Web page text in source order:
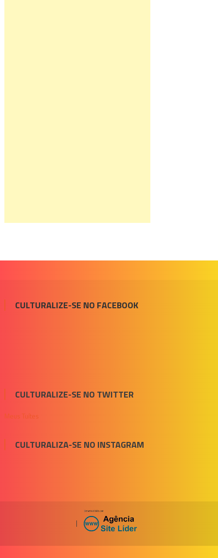
CULTURALIZE-SE NO FACEBOOK
CULTURALIZE-SE NO TWITTER
Meus Tuítes
CULTURALIZA-SE NO INSTAGRAM
|